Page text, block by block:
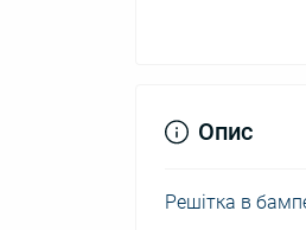
Опис
Решітка в